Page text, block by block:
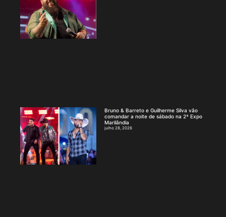
Bruno & Barreto e Guilherme Silva vão
comandar a noite de sábado na 2ª Expo
Marilândia
julho 28, 2026